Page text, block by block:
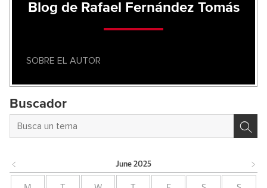
Blog de Rafael Fernández Tomás
SOBRE EL AUTOR
Buscador
June 2025